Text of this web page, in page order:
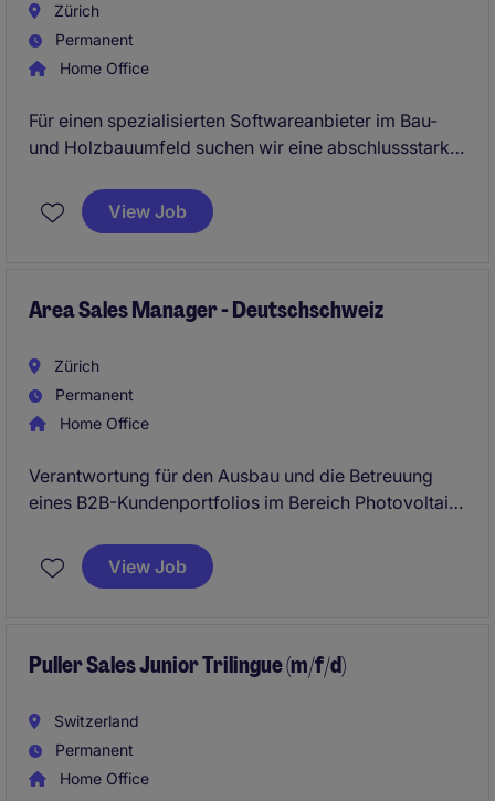
Zürich
Permanent
Home Office
Für einen spezialisierten Softwareanbieter im Bau-
und Holzbauumfeld suchen wir eine abschlussstarke
dieser Rolle übernehmen Sie eine zentrale
Vertriebsmission: Bestehende Kundenbeziehungen
Markt positionieren.
View Job
Area Sales Manager - Deutschschweiz
Zürich
Permanent
Home Office
Verantwortung für den Ausbau und die Betreuung
eines B2B-Kundenportfolios im Bereich Photovoltaik
Neukundengewinnung (Aussendienst) sowie
Entwicklung nachhaltiger Kundenbeziehungen in
View Job
Puller Sales Junior Trilingue (m/f/d)
Switzerland
Permanent
Home Office